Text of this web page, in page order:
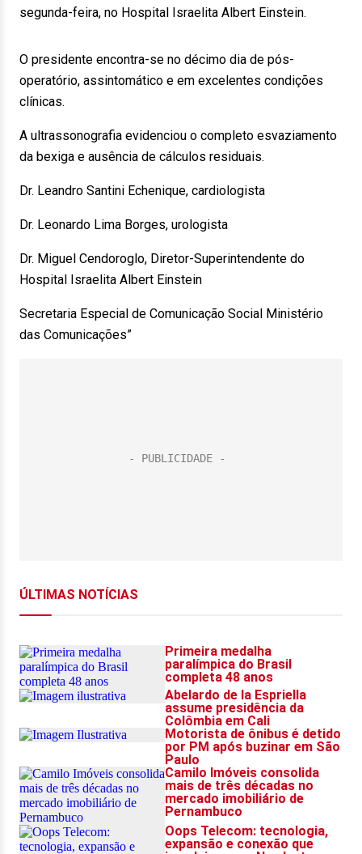
segunda-feira, no Hospital Israelita Albert Einstein.
O presidente encontra-se no décimo dia de pós-
operatório, assintomático e em excelentes condições
clínicas.
A ultrassonografia evidenciou o completo esvaziamento
da bexiga e ausência de cálculos residuais.
Dr. Leandro Santini Echenique, cardiologista
Dr. Leonardo Lima Borges, urologista
Dr. Miguel Cendoroglo, Diretor-Superintendente do
Hospital Israelita Albert Einstein
Secretaria Especial de Comunicação Social Ministério
das Comunicações”